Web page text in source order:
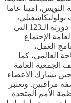
أمينا عاما
خلفا، لزوراب بولوليكاشفيلي،
وذلك إستنادا إلى توصية المجلس التنفيذي خلال دورته الـ123 التي
الجمعية العامة الإجتماع
العمل،
العالمي، كما
الجمعية العامة
يشارك الأعضاء
مراقبين. وتعتبر
الأمم المتحدة